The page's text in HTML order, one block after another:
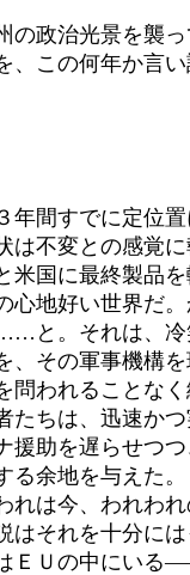
政治光景を襲
この何年か言
間すでに定位
不変との感覚
国に最終製
地好い世界だ
と。それは、冷
その軍事機構
れることなく
ちは、迅速か
を遅らせつつ
余地を与えた。
は今、われわ
それを十分に
Ｕの中にいる